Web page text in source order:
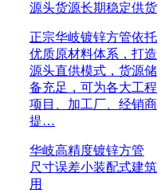
源头货源长期稳定供货
正宗华岐镀锌方管依托
优质原材料体系，打造
源头直供模式，货源储
备充足，可为各大工程
项目、加工厂、经销商
提…
华岐高精度镀锌方管
尺寸误差小装配式建筑
用